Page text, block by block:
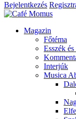
Bejelentkezés
Magazin
Főtéma
Esszék
Interjúk
Musica